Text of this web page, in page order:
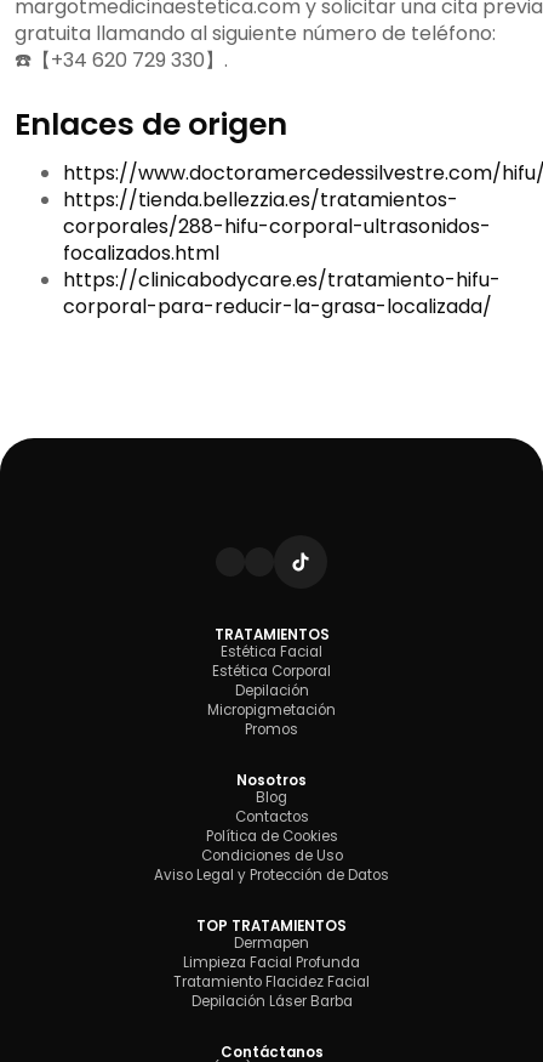
margotmedicinaestetica.com y solicitar una cita previa
gratuita llamando al siguiente número de teléfono:
☎️【+34 620 729 330】.
Enlaces de origen
https://www.doctoramercedessilvestre.com/
https://tienda.bellezzia.es/tratamientos-
corporales/288-hifu-corporal-ultrasonidos-
focalizados.html
https://clinicabodycare.es/tratamiento-hifu-
corporal-para-reducir-la-grasa-localizada/
TRATAMIENTOS
Estética Facial
Estética Corporal
Depilación
Micropigmetación
Promos
Nosotros
Blog
Contactos
Política de Cookies
Condiciones de Uso
Aviso Legal y Protección de Datos
TOP TRATAMIENTOS
Dermapen
Limpieza Facial Profunda
Tratamiento Flacidez Facial
Depilación Láser Barba
Contáctanos